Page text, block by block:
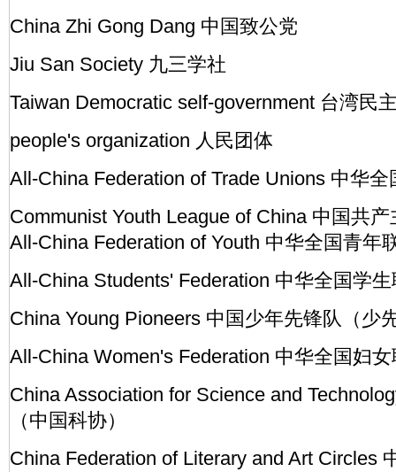
China Zhi Gong Dang 中国致公党
Jiu San Society 九三学社
Taiwan Democratic self-government 台湾民
people's organization 人民团体
All-China Federation of Trade Unions 中华
Communist Youth League of China 中国共
All-China Federation of Youth 中华全国青年
All-China Students' Federation 中华全国学
China Young Pioneers 中国少年先锋队（少
All-China Women's Federation 中华全国妇
China Association for Science and
（中国科协）
China Federation of Literary and Art Circles